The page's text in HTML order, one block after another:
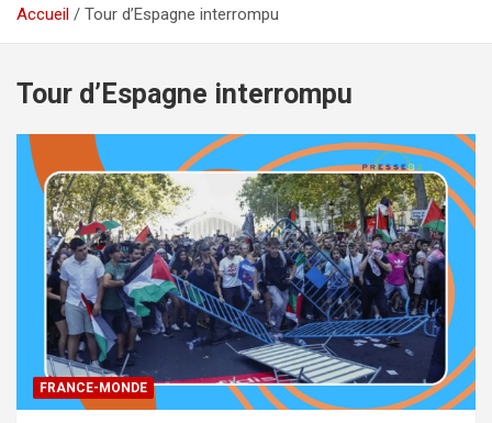
Accueil Tour d’Espagne interrompu
Tour d’Espagne interrompu
FRANCE-MONDE